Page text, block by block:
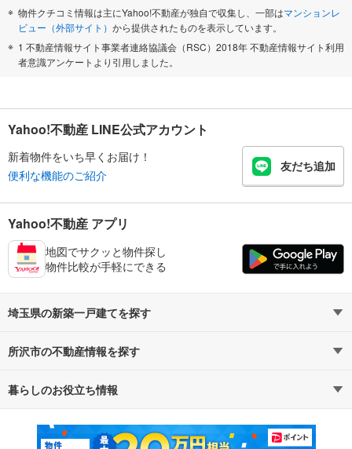
物件クチコミ情報は主にYahoo!不動産が独自で収集し、一部はマンションレ
ビュー（外部サイト） から提供されたものを表示しています。
1 不動産情報サイト事業者連絡協議会（RSC）2018年 不動産情報サイト利用
者意識アンケートより引用しました。
Yahoo!不動産 LINE公式アカウント
新着物件をいち早くお届け！
便利な機能のご紹介
友だち追加
Yahoo!不動産 アプリ
地図でサクッと物件探し
物件比較が手軽にできる
埼玉県の新築一戸建てを探す
路線・駅から探す
通勤・通学時間から探す
所沢市の不動産情報を探す
不動産・住宅
新築マンション 中古マンション
暮らしのお役立ち情報
マンションカタログ 教えて！住まいの先生